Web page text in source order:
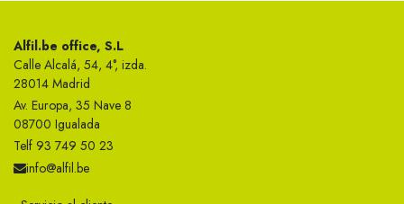
Alfil.be office, S.L
Calle Alcalá, 54, 4°, izda.
28014 Madrid
Av. Europa, 35 Nave 8
08700 Igualada
Telf 93 749 50 23
info@alfil.be